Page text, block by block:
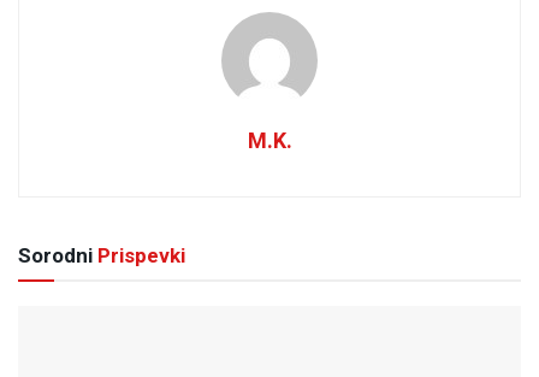
M.K.
Sorodni Prispevki